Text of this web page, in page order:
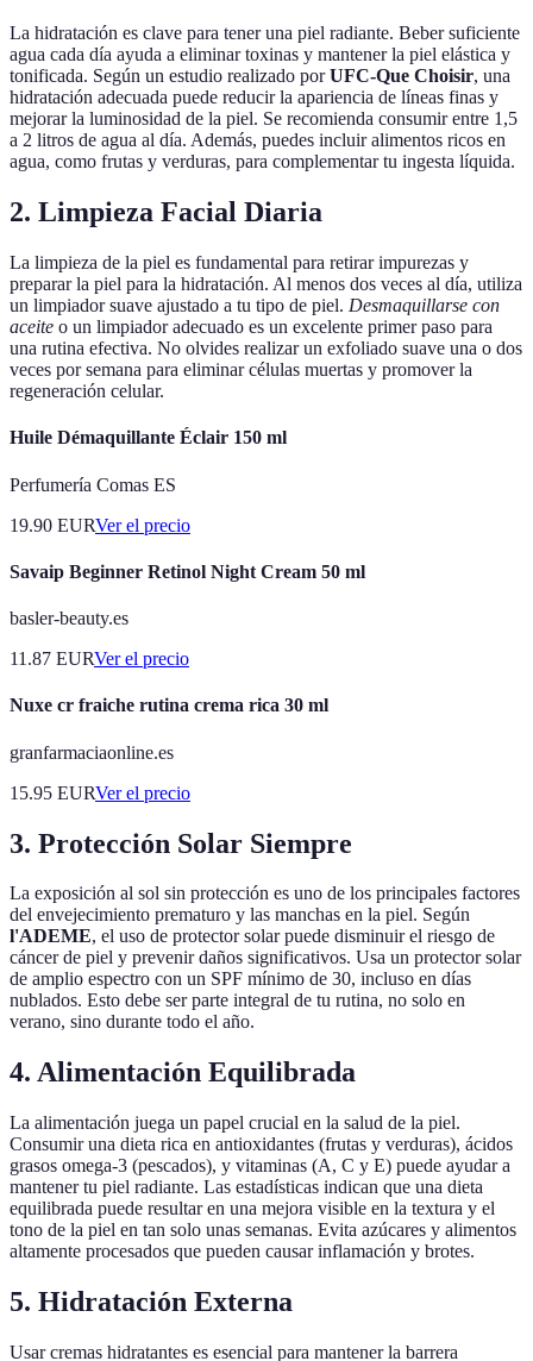
La hidratación es clave para tener una piel radiante. Beber suficiente
agua cada día ayuda a eliminar toxinas y mantener la piel elástica y
tonificada. Según un estudio realizado porUFC-Que Choisir, una
hidratación adecuada puede reducir la apariencia de líneas finas y
mejorar la luminosidad de la piel. Se recomienda consumir entre 1,5
a 2 litros de agua al día. Además, puedes incluir alimentos ricos en
agua, como frutas y verduras, para complementar tu ingesta líquida.
2. Limpieza Facial Diaria
La limpieza de la piel es fundamental para retirar impurezas y
preparar la piel para la hidratación. Al menos dos veces al día, utiliza
un limpiador suave ajustado a tu tipo de piel. Desmaquillarse con
aceite o un limpiador adecuado es un excelente primer paso para
una rutina efectiva. No olvides realizar un exfoliado suave una o dos
veces por semana para eliminar células muertas y promover la
regeneración celular.
Huile Démaquillante Éclair 150 ml
Perfumería Comas ES
19.90 EURVer el precio
Savaip Beginner Retinol Night Cream 50 ml
basler-beauty.es
11.87 EURVer el precio
Nuxe cr fraiche rutina crema rica 30 ml
granfarmaciaonline.es
15.95 EURVer el precio
3. Protección Solar Siempre
La exposición al sol sin protección es uno de los principales factores
del envejecimiento prematuro y las manchas en la piel. Según
l'ADEME, el uso de protector solar puede disminuir el riesgo de
cáncer de piel y prevenir daños significativos. Usa un protector solar
de amplio espectro con un SPF mínimo de 30, incluso en días
nublados. Esto debe ser parte integral de tu rutina, no solo en
verano, sino durante todo el año.
4. Alimentación Equilibrada
La alimentación juega un papel crucial en la salud de la piel.
Consumir una dieta rica en antioxidantes (frutas y verduras), ácidos
grasos omega-3 (pescados), y vitaminas (A, C y E) puede ayudar a
mantener tu piel radiante. Las estadísticas indican que una dieta
equilibrada puede resultar en una mejora visible en la textura y el
tono de la piel en tan solo unas semanas. Evita azúcares y alimentos
altamente procesados que pueden causar inflamación y brotes.
5. Hidratación Externa
Usar cremas hidratantes es esencial para mantener la barrera